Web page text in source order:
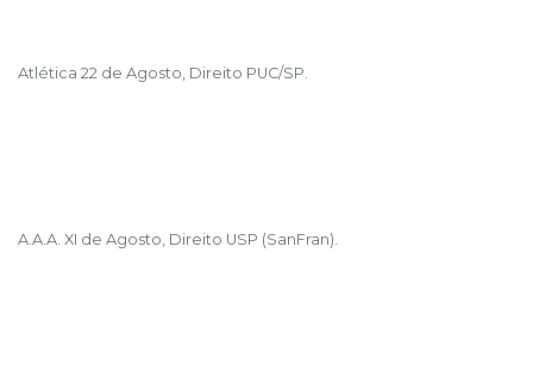
Atlética 22 de Agosto, Direito PUC/SP.
A.A.A. XI de Agosto, Direito USP (SanFran).